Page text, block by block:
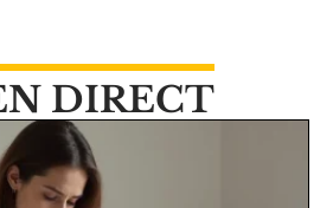
DIRECT